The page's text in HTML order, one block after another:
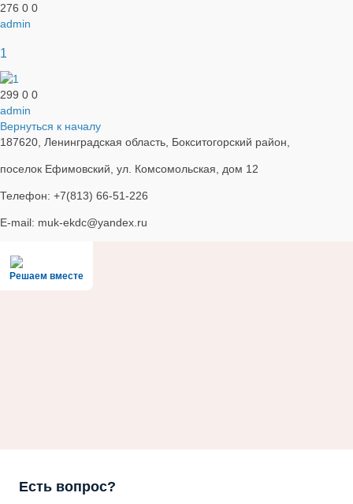
276 0 0
admin
1
299 0 0
admin
Вернуться к началу
187620, Ленинградская область, Бокситогорский район,
поселок Ефимовский, ул. Комсомольская, дом 12
Телефон: +7(813) 66-51-226
E-mail: muk-ekdc@yandex.ru
Решаем вместе
Есть вопрос?